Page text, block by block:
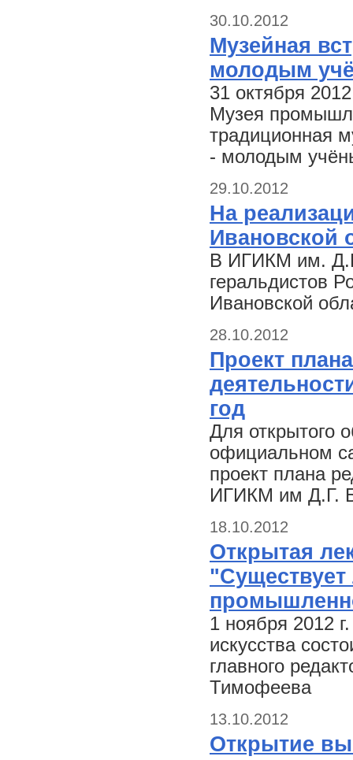
30.10.2012
Музейная
молодым
31 октября
Музея
традиционная
- молодым
29.10.2012
На
Ивановской
В ИГИКМ им.
геральдистов
Ивановской
28.10.2012
Проект
год
Для открытого
официальном
проект плана
ИГИКМ им Д.Г.
18.10.2012
Открытая
"Существует
1 ноября 2012
искусства
главного
Тимофеева
13.10.2012
Открытие